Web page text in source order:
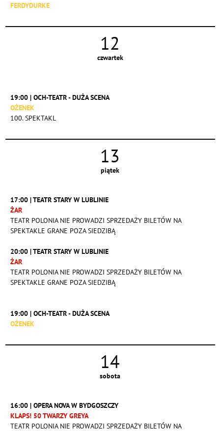
FERDYDURKE
12
czwartek
19:00 | OCH-TEATR - DUŻA SCENA
OŻENEK
100. SPEKTAKL
13
piątek
17:00 | TEATR STARY W LUBLINIE
ŻAR
TEATR POLONIA NIE PROWADZI SPRZEDAŻY BILETÓW NA
SPEKTAKLE GRANE POZA SIEDZIBĄ
20:00 | TEATR STARY W LUBLINIE
ŻAR
TEATR POLONIA NIE PROWADZI SPRZEDAŻY BILETÓW NA
SPEKTAKLE GRANE POZA SIEDZIBĄ
19:00 | OCH-TEATR - DUŻA SCENA
OŻENEK
14
sobota
16:00 | OPERA NOVA W BYDGOSZCZY
KLAPS! 50 TWARZY GREYA
TEATR POLONIA NIE PROWADZI SPRZEDAŻY BILETÓW NA